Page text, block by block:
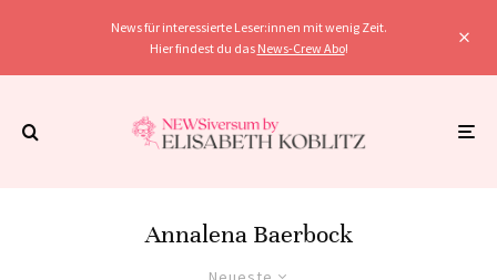
News für interessierte Leser:innen mit wenig Zeit.
Hier findest du das News-Crew Abo!
Annalena Baerbock